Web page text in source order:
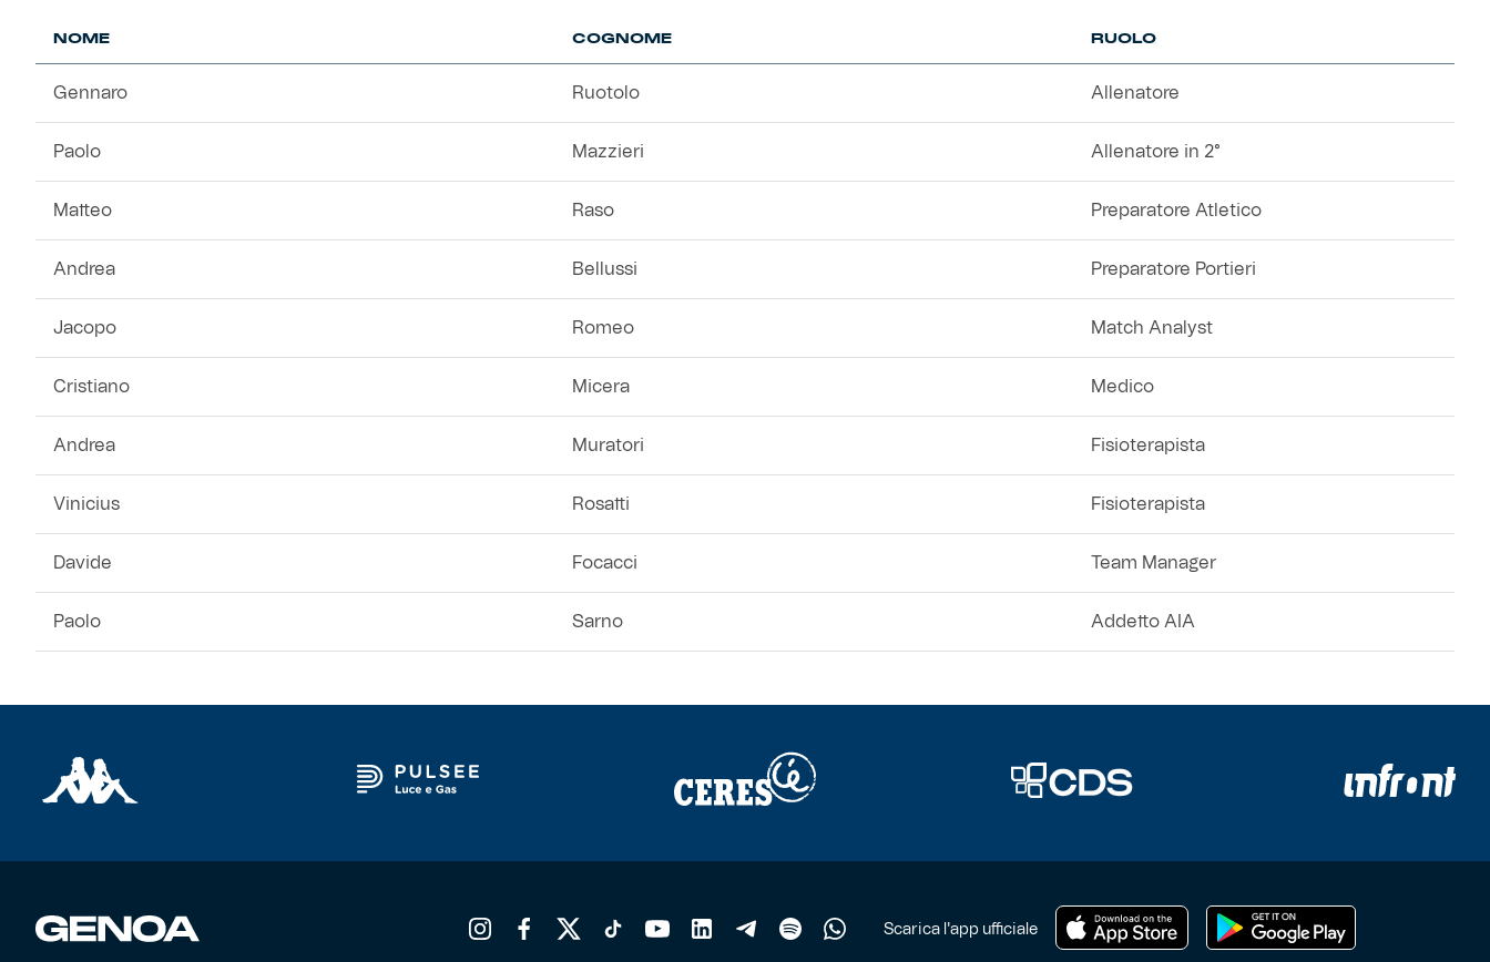
NOME COGNOME RUOLO
Gennaro Ruotolo Allenatore
Paolo Mazzieri Allenatore in 2°
Matteo Raso Preparatore Atletico
Andrea Bellussi Preparatore Portieri
Jacopo Romeo Match Analyst
Cristiano Micera Medico
Andrea Muratori Fisioterapista
Vinicius Rosatti Fisioterapista
Davide Focacci Team Manager
Paolo Sarno Addetto AIA
Scarica l'app ufficiale